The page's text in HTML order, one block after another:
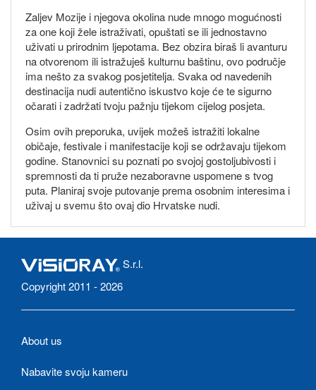
Zaljev Mozije i njegova okolina nude mnogo mogućnosti
za one koji žele istraživati, opuštati se ili jednostavno
uživati u prirodnim ljepotama. Bez obzira biraš li avanturu
na otvorenom ili istražuješ kulturnu baštinu, ovo područje
ima nešto za svakog posjetitelja. Svaka od navedenih
destinacija nudi autentično iskustvo koje će te sigurno
očarati i zadržati tvoju pažnju tijekom cijelog posjeta.
Osim ovih preporuka, uvijek možeš istražiti lokalne
običaje, festivale i manifestacije koji se održavaju tijekom
godine. Stanovnici su poznati po svojoj gostoljubivosti i
spremnosti da ti pruže nezaboravne uspomene s tvog
puta. Planiraj svoje putovanje prema osobnim interesima i
uživaj u svemu što ovaj dio Hrvatske nudi.
S.r.l.
Copyright 2011 - 2026
About us
Nabavite svoju kameru